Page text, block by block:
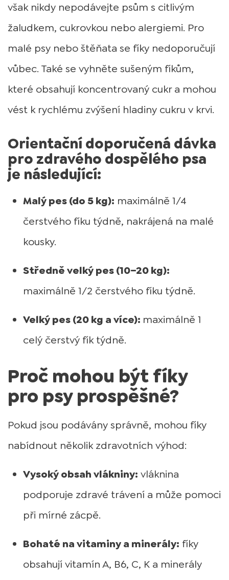
však nikdy nepodávejte psům s citlivým
žaludkem, cukrovkou nebo alergiemi. Pro
malé psy nebo štěňata se fíky nedoporučují
vůbec. Také se vyhněte sušeným fíkům,
které obsahují koncentrovaný cukr a mohou
vést k rychlému zvýšení hladiny cukru v krvi.
Orientační doporučená dávka
pro zdravého dospělého psa
je následující:
Malý pes (do 5 kg): maximálně 1/4
čerstvého fíku týdně, nakrájená na malé
kousky.
Středně velký pes (10–20 kg):
maximálně 1/2 čerstvého fíku týdně.
Velký pes (20 kg a více): maximálně 1
celý čerstvý fík týdně.
Proč mohou být fíky
pro psy prospěšné?
Pokud jsou podávány správně, mohou fíky
nabídnout několik zdravotních výhod:
Vysoký obsah vlákniny: vláknina
podporuje zdravé trávení a může pomoci
při mírné zácpě.
Bohaté na vitaminy a minerály: fíky
obsahují vitamín A, B6, C, K a minerály